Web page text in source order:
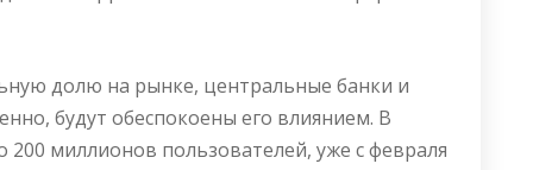
долю на рынке, центральные банки и
будут обеспокоены его влиянием. В
миллионов пользователей, уже с февраля